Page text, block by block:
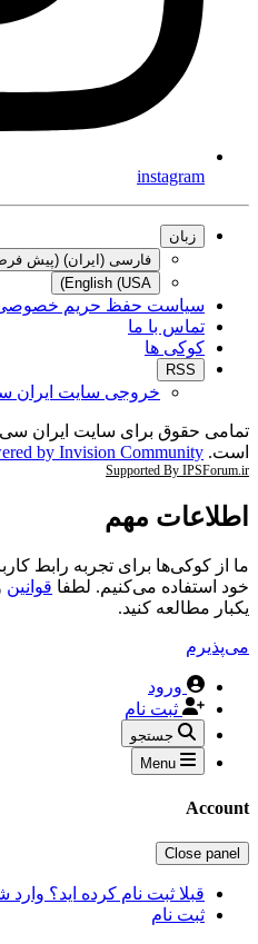
instagram
زبان
فارسی (ایران) (پیش
English (USA)
سیاست حفظ حریم
تماس با ما
کوکی ها
RSS
خروجی سایت
است. by Invision Community
Supported By IPSForum.ir
اطلاعات مهم
ما از کوکی‌ها برای تجربه رابط
خود استفاده می‌کنیم. لطفا قوانین
یکبار مطالعه کنید.
می‌پذیرم
ورود
ثبت نام
جستجو
Menu
Account
Close panel
قبلا ثبت نام کرده اید؟ وارد
ثبت نام